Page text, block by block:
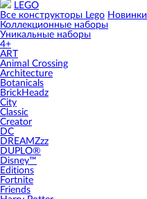
LEGO
Все конструкторы Lego Новинки
Коллекционные наборы
Уникальные наборы
4+
ART
Animal Crossing
Architecture
Botanicals
BrickHeadz
City
Classic
Creator
DC
DREAMZzz
DUPLO®
Disney™
Editions
Fortnite
Friends